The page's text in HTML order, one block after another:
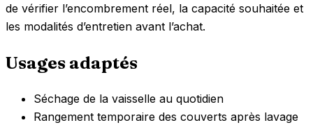
de vérifier l’encombrement réel, la capacité souhaitée et
les modalités d’entretien avant l’achat.
Usages adaptés
Séchage de la vaisselle au quotidien
Rangement temporaire des couverts après lavage